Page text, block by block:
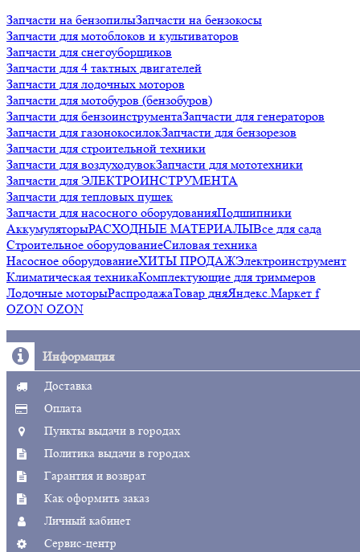
Запчасти на бензопилыЗапчасти на бензокосы
Запчасти для мотоблоков и культиваторов
Запчасти для снегоуборщиков
Запчасти для 4 тактных двигателей
Запчасти для лодочных моторов
Запчасти для мотобуров (бензобуров)
Запчасти для бензоинструментаЗапчасти для генераторов
Запчасти для газонокосилокЗапчасти для бензорезов
Запчасти для строительной техники
Запчасти для воздуходувокЗапчасти для мототехники
Запчасти для ЭЛЕКТРОИНСТРУМЕНТА
Запчасти для тепловых пушек
Запчасти для насосного оборудованияПодшипники
АккумуляторыРАСХОДНЫЕ МАТЕРИАЛЫВсе для сада
Строительное оборудованиеСиловая техника
Насосное оборудованиеХИТЫ ПРОДАЖЭлектроинструмент
Климатическая техникаКомплектующие для триммеров
Лодочные моторыРаспродажаТовар дняЯндекс.Маркет f
OZON OZON
Информация
Доставка
Оплата
Пункты выдачи в городах
Политика выдачи в городах
Гарантия и возврат
Как оформить заказ
Личный кабинет
Сервис-центр